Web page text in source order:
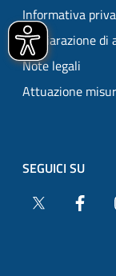
Informativa
Dichiarazione di
Note legali
Attuazione
SEGUICI SU
Twitter